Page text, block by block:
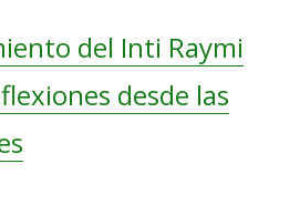
del Inti Raymi
desde las